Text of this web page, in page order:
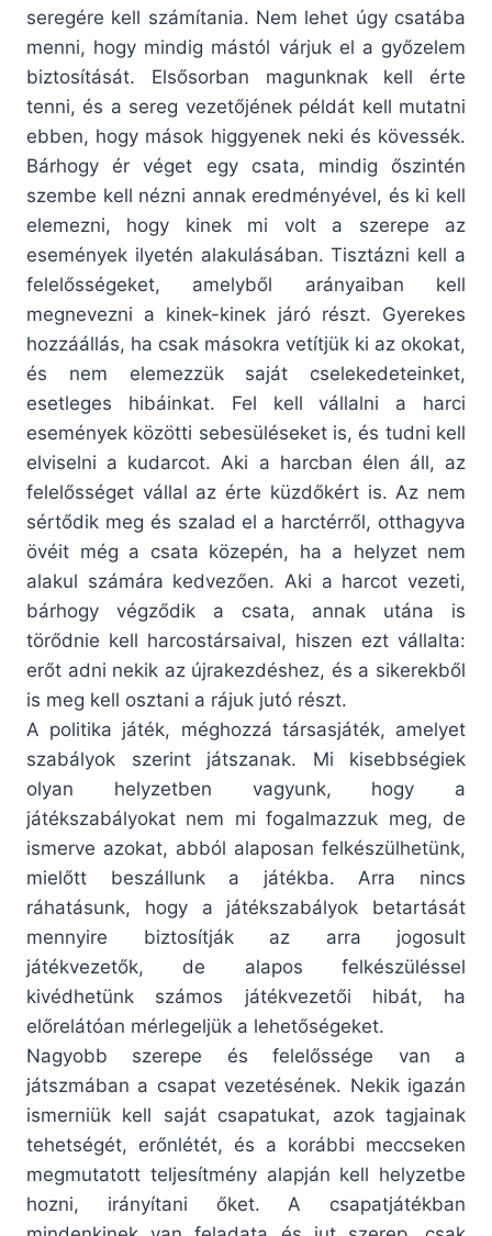
seregére kell számítania. Nem lehet úgy csatába
menni, hogy mindig mástól várjuk el a győzelem
biztosítását. Elsősorban magunknak kell érte
tenni, és a sereg vezetőjének példát kell mutatni
ebben, hogy mások higgyenek neki és kövessék.
Bárhogy ér véget egy csata, mindig őszintén
szembe kell nézni annak eredményével, és ki kell
elemezni, hogy kinek mi volt a szerepe az
események ilyetén alakulásában. Tisztázni kell a
felelősségeket, amelyből arányaiban kell
megnevezni a kinek-kinek járó részt. Gyerekes
hozzáállás, ha csak másokra vetítjük ki az okokat,
és nem elemezzük saját cselekedeteinket,
esetleges hibáinkat. Fel kell vállalni a harci
események közötti sebesüléseket is, és tudni kell
elviselni a kudarcot. Aki a harcban élen áll, az
felelősséget vállal az érte küzdőkért is. Az nem
sértődik meg és szalad el a harctérről, otthagyva
övéit még a csata közepén, ha a helyzet nem
alakul számára kedvezően. Aki a harcot vezeti,
bárhogy végződik a csata, annak utána is
törődnie kell harcostársaival, hiszen ezt vállalta:
erőt adni nekik az újrakezdéshez, és a sikerekből
is meg kell osztani a rájuk jutó részt.
A politika játék, méghozzá társasjáték, amelyet
szabályok szerint játszanak. Mi kisebbségiek
olyan helyzetben vagyunk, hogy a
játékszabályokat nem mi fogalmazzuk meg, de
ismerve azokat, abból alaposan felkészülhetünk,
mielőtt beszállunk a játékba. Arra nincs
ráhatásunk, hogy a játékszabályok betartását
mennyire biztosítják az arra jogosult
játékvezetők, de alapos felkészüléssel
kivédhetünk számos játékvezetői hibát, ha
előrelátóan mérlegeljük a lehetőségeket.
Nagyobb szerepe és felelőssége van a
játszmában a csapat vezetésének. Nekik igazán
ismerniük kell saját csapatukat, azok tagjainak
tehetségét, erőnlétét, és a korábbi meccseken
megmutatott teljesítmény alapján kell helyzetbe
hozni, irányítani őket. A csapatjátékban